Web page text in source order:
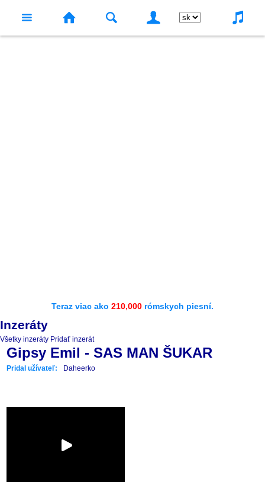
Teraz viac ako 210,000 rómskych piesní.
Inzeráty
Všetky inzeráty Pridať inzerát
Gipsy Emil - SAS MAN ŠUKAR
Pridal užívateľ: Daheerko